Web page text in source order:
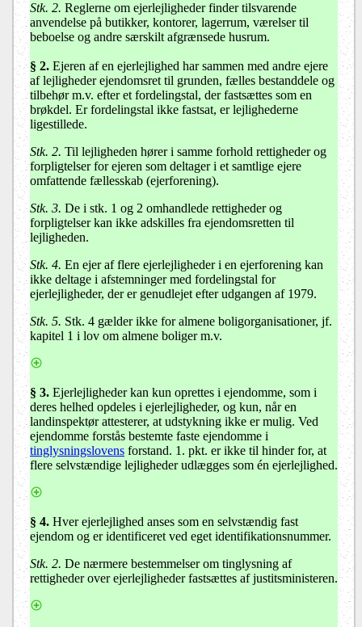
Stk. 2. Reglerne om ejerlejligheder finder tilsvarende
anvendelse på butikker, kontorer, lagerrum, værelser til
beboelse og andre særskilt afgrænsede husrum.
§ 2. Ejeren af en ejerlejlighed har sammen med andre ejere
af lejligheder ejendomsret til grunden, fælles bestanddele og
tilbehør m.v. efter et fordelingstal, der fastsættes som en
brøkdel. Er fordelingstal ikke fastsat, er lejlighederne
ligestillede.
Stk. 2. Til lejligheden hører i samme forhold rettigheder og
forpligtelser for ejeren som deltager i et samtlige ejere
omfattende fællesskab (ejerforening).
Stk. 3. De i stk. 1 og 2 omhandlede rettigheder og
forpligtelser kan ikke adskilles fra ejendomsretten til
lejligheden.
Stk. 4. En ejer af flere ejerlejligheder i en ejerforening kan
ikke deltage i afstemninger med fordelingstal for
ejerlejligheder, der er genudlejet efter udgangen af 1979.
Stk. 5. Stk. 4 gælder ikke for almene boligorganisationer, jf.
kapitel 1 i lov om almene boliger m.v.
§ 3. Ejerlejligheder kan kun oprettes i ejendomme, som i
deres helhed opdeles i ejerlejligheder, og kun, når en
landinspektør attesterer, at udstykning ikke er mulig. Ved
ejendomme forstås bestemte faste ejendomme i
tinglysningslovens forstand. 1. pkt. er ikke til hinder for, at
flere selvstændige lejligheder udlægges som én ejerlejlighed.
§ 4. Hver ejerlejlighed anses som en selvstændig fast
ejendom og er identificeret ved eget identifikationsnummer.
Stk. 2. De nærmere bestemmelser om tinglysning af
rettigheder over ejerlejligheder fastsættes af justitsministeren.